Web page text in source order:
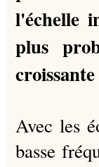
l'échelle
plus
Avec les
basse